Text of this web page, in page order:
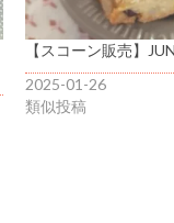
【スコーン販売】
2025-01-26
類似投稿